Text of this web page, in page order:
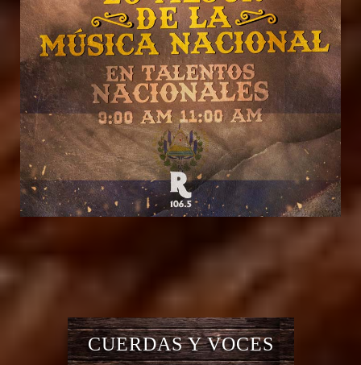
CUERDAS Y VOCES